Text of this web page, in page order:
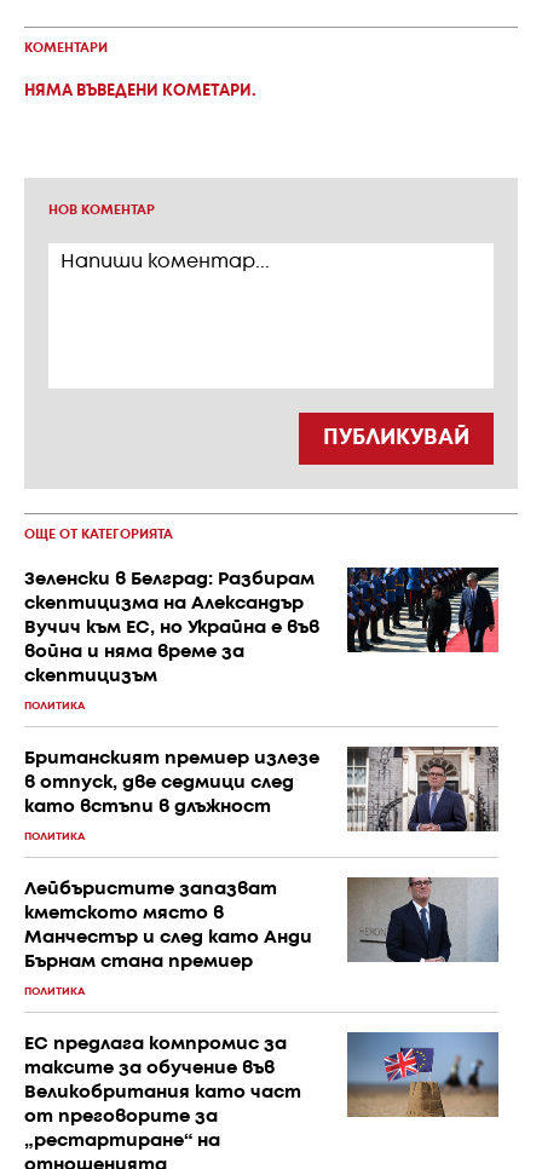
КОМЕНТАРИ
НЯМА ВЪВЕДЕНИ КОМЕТАРИ.
НОВ КОМЕНТАР
ПУБЛИКУВАЙ
ОЩЕ ОТ КАТЕГОРИЯТА
Зеленски в Белград: Разбирам
скептицизма на Александър
Вучич към ЕС, но Украйна е във
война и няма време за
скептицизъм
ПОЛИТИКА
Британският премиер излезе
в отпуск, две седмици след
като встъпи в длъжност
ПОЛИТИКА
Лейбъристите запазват
кметското място в
Манчестър и след като Анди
Бърнам стана премиер
ПОЛИТИКА
ЕС предлага компромис за
таксите за обучение във
Великобритания като част
от преговорите за
„рестартиране“ на
отношенията